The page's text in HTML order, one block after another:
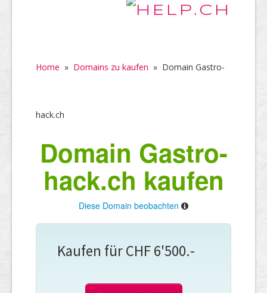
Home » Domains zu kaufen » Domain Gastro-
hack.ch
Domain Gastro-
hack.ch kaufen
Diese Domain beobachten
Kaufen für CHF 6'500.-